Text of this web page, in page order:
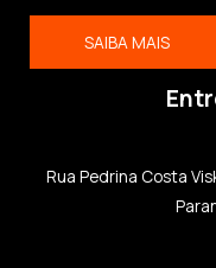
SAIBA MAIS
Rua Pedrina Costa